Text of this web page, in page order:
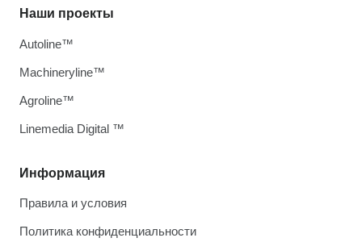
Информация
Правила и условия
Политика конфиденциальности
Наши проекты
Autoline™
Machineryline™
Agroline™
Linemedia Digital ™